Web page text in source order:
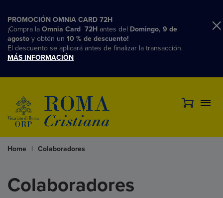
PROMOCIÓN OMNIA CARD 72H
¡Compra la Omnia Card 72H antes del Domingo, 9 de
agosto y obtén un 10 % de descuento!
El descuento se aplicará antes de finalizar la transacción.
MÁS INFORMACIÓN
Home | Colaboradores
Colaboradores